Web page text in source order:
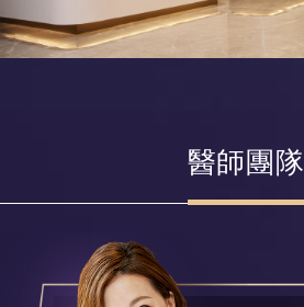
醫師團隊